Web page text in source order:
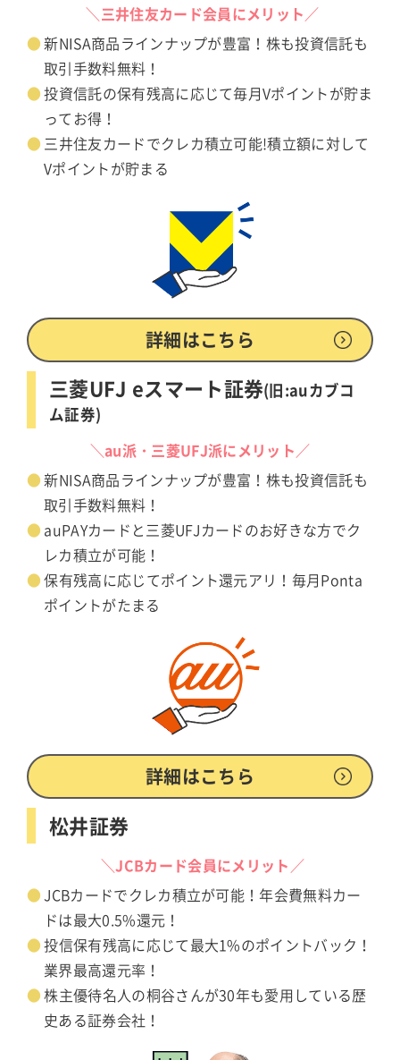
＼三井住友カード会員にメリット／
新NISA商品ラインナップが豊富！株も投資信託も
取引手数料無料！
投資信託の保有残高に応じて毎月Vポイントが貯ま
ってお得！
三井住友カードでクレカ積立可能!積立額に対して
Vポイントが貯まる
詳細はこちら
三菱UFJ eスマート証券(旧:auカブコ
ム証券)
＼au派・三菱UFJ派にメリット／
新NISA商品ラインナップが豊富！株も投資信託も
取引手数料無料！
auPAYカードと三菱UFJカードのお好きな方でク
レカ積立が可能！
保有残高に応じてポイント還元アリ！毎月Ponta
ポイントがたまる
詳細はこちら
松井証券
＼JCBカード会員にメリット／
JCBカードでクレカ積立が可能！年会費無料カー
ドは最大0.5%還元！
投信保有残高に応じて最大1%のポイントバック！
業界最高還元率！
株主優待名人の桐谷さんが30年も愛用している歴
史ある証券会社！